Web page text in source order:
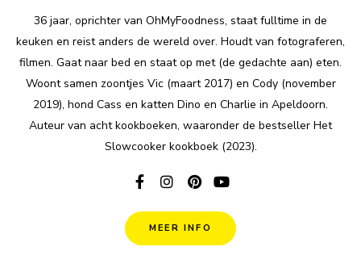
36 jaar, oprichter van OhMyFoodness, staat fulltime in de
keuken en reist anders de wereld over. Houdt van fotograferen,
filmen. Gaat naar bed en staat op met (de gedachte aan) eten.
Woont samen zoontjes Vic (maart 2017) en Cody (november
2019), hond Cass en katten Dino en Charlie in Apeldoorn.
Auteur van acht kookboeken, waaronder de bestseller Het
Slowcooker kookboek (2023).
MEER INFO